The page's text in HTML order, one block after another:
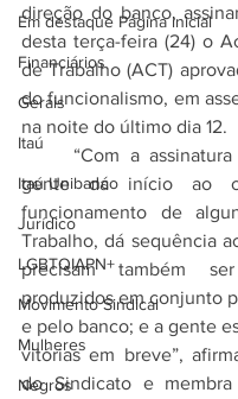
Em destaque Página inicial
Financiários
Gerais
Itaú
Itaú Unibanco
Jurídico
LGBTQIAPN+
Movimento Sindical
Mulheres
Negros
direção do banco,
desta terça-feira (24) o
de Trabalho (ACT)
do funcionalismo, em
na noite do último dia 12.
	“Com a assinatura do Acordo, a
gente dá início ao
funcionamento de
Trabalho, dá sequência
precisam também
produzidos em conjunto
e pelo banco; e a gente
vitórias em breve”,
do Sindicato e